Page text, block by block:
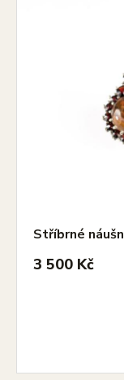
Stříbrné
3 500 Kč